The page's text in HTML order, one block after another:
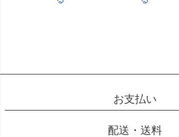
お支払い
配送・送料